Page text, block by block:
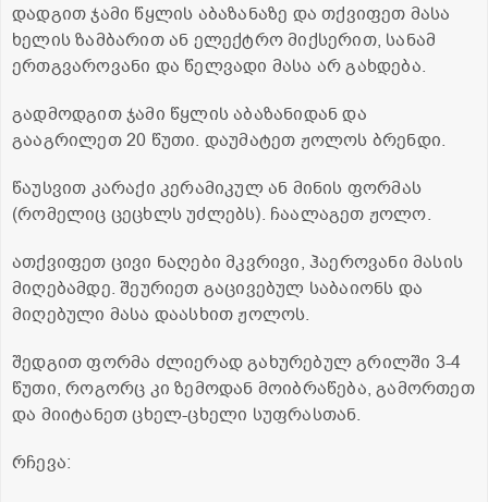
დადგით ჯამი წყლის აბაზანაზე და თქვიფეთ მასა
ხელის ზამბარით ან ელექტრო მიქსერით, სანამ
ერთგვაროვანი და წელვადი მასა არ გახდება.
გადმოდგით ჯამი წყლის აბაზანიდან და
გააგრილეთ 20 წუთი. დაუმატეთ ჟოლოს ბრენდი.
წაუსვით კარაქი კერამიკულ ან მინის ფორმას
(რომელიც ცეცხლს უძლებს). ჩაალაგეთ ჟოლო.
ათქვიფეთ ცივი ნაღები მკვრივი, ჰაეროვანი მასის
მიღებამდე. შეურიეთ გაცივებულ საბაიონს და
მიღებული მასა დაასხით ჟოლოს.
შედგით ფორმა ძლიერად გახურებულ გრილში 3-4
წუთი, როგორც კი ზემოდან მოიბრაწება, გამორთეთ
და მიიტანეთ ცხელ-ცხელი სუფრასთან.
რჩევა: